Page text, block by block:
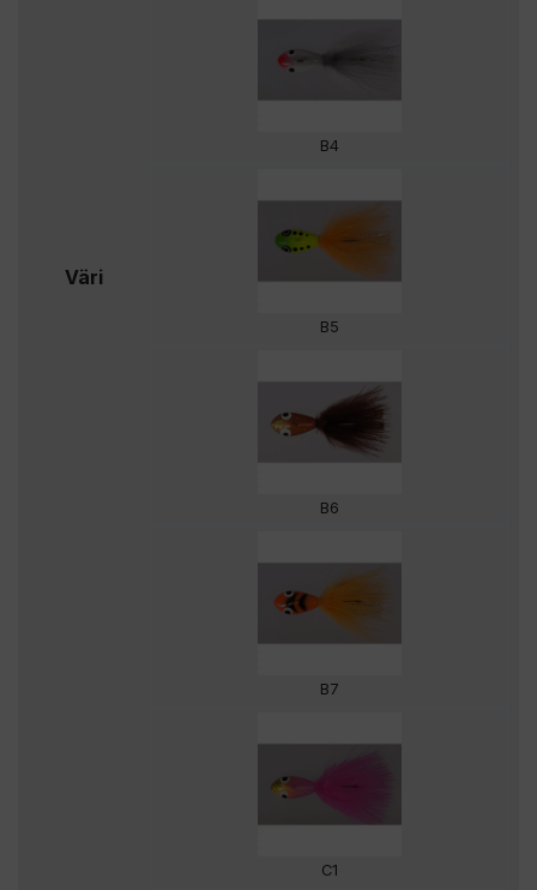
Väri
B4
B5
B6
B7
C1